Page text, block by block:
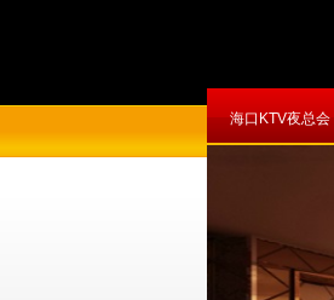
海口KTV夜总会